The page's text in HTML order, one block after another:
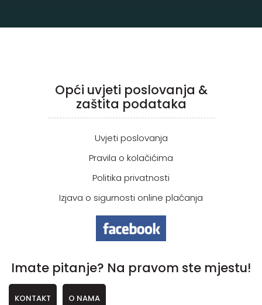
Opći uvjeti poslovanja &
zaštita podataka
Uvjeti poslovanja
Pravila o kolačićima
Politika privatnosti
Izjava o sigurnosti online plaćanja
Imate pitanje? Na pravom ste mjestu!
KONTAKT O NAMA